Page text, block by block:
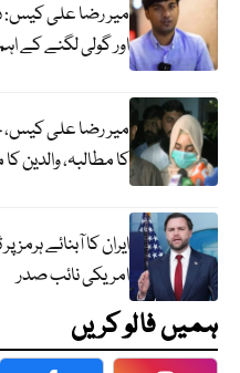
میر رضا علی کیس:
اور گولی لگنے کے
میر رضا علی کیس،
کا مطالبہ، والدین
ایران کا آبنائے
امریکی نائب صدر
ہمیں فالو کریں